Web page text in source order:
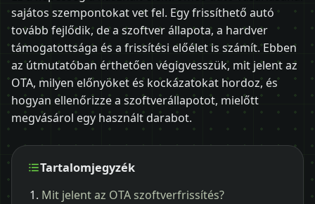
sajátos szempontokat vet fel. Egy frissíthető autó
tovább fejlődik, de a szoftver állapota, a hardver
támogatottsága és a frissítési előélet is számít. Ebben
az útmutatóban érthetően végigvesszük, mit jelent az
OTA, milyen előnyöket és kockázatokat hordoz, és
hogyan ellenőrizze a szoftverállapotot, mielőtt
megvásárol egy használt darabot.
Tartalomjegyzék
Mit jelent az OTA szoftverfrissítés?